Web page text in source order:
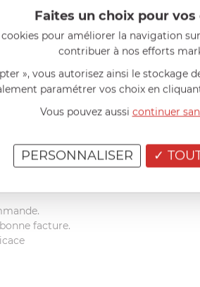
Je recommande
facture.
Faites un choix pour vos
pour améliorer la navigation
contribuer à nos efforts
», vous autorisez ainsi le stockage
paramétrer vos choix en
Vous pouvez aussi continuer
PERSONNALISER